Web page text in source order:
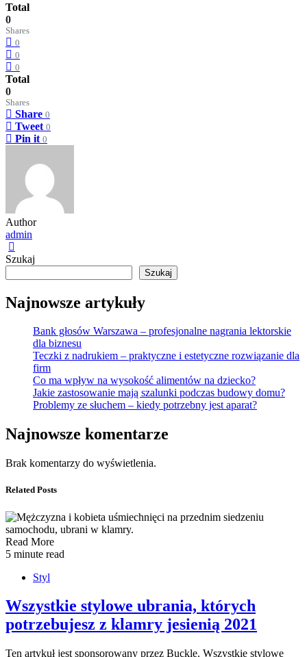
Total
0
Shares
0
0
0
Total
0
Shares
Share 0
Tweet 0
Pin it 0
Author
admin
Szukaj
Szukaj
Najnowsze artykuły
Bank głosów Warszawa – profesjonalne nagrania lektorskie
dla biznesu
Teczki z nadrukiem – praktyczne i estetyczne rozwiązanie dla
firm
Co ma wpływ na wysokość alimentów na dziecko?
Jakie zastosowanie mają szalunki podczas budowy domu?
Problemy ze słuchem – kiedy potrzebny jest aparat?
Najnowsze komentarze
Brak komentarzy do wyświetlenia.
Related Posts
Read More
5 minute read
Styl
Wszystkie stylowe ubrania, których
potrzebujesz z klamry jesienią 2021
Ten artykuł jest sponsorowany przez Buckle. Wszystkie stylowe